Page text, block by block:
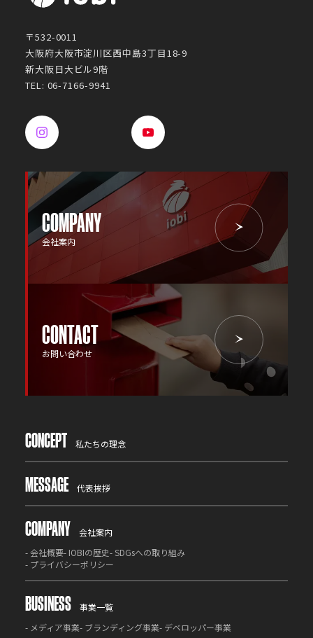
〒532-0011
大阪府大阪市淀川区西中島3丁目18-9
新大阪日大ビル9階
TEL: 06-7166-9941
COMPANY
会社案内
CONTACT
お問い合わせ
CONCEPT 私たちの理念
MESSAGE 代表挨拶
COMPANY
会社案内
-会社概要- IOBIの歴史-SDGsへの取り組み
- プライバシーポリシー
BUSINESS
事業一覧
- メディア事業- ブランディング事業- デベロッパー事業